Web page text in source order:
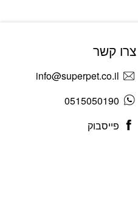
צרו קשר
info@superpet.co.il
0515050190
פייסבוק